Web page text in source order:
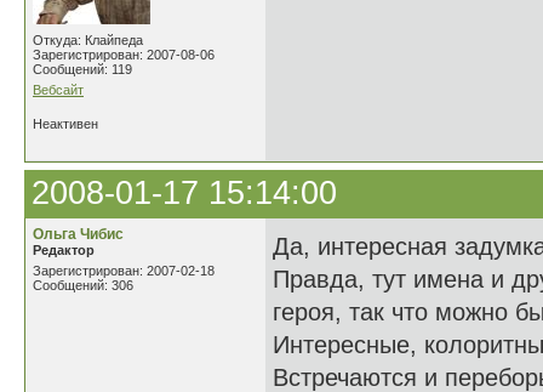
Откуда: Клайпеда
Зарегистрирован: 2007-08-06
Сообщений: 119
Вебсайт
Неактивен
2008-01-17 15:14:00
Ольга Чибис
Редактор
Зарегистрирован: 2007-02-18
Сообщений: 306
Да, интересная
Правда, тут имена и
героя, так что можно
Интересные,
Встречаются и